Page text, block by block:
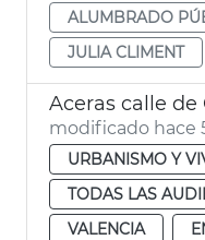
ALUMBRADO
JULIA CLIMENT
Aceras calle de
modificado hace
URBANISMO Y
TODAS LAS
VALENCIA